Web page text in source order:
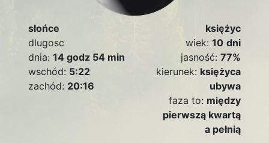
słońce
dlugosc
dnia:14 godz 54 min
wschód: 5:22
zachód: 20:16
księżyc
wiek: 10 dni
jasność: 77%
kierunek: księżyca
ubywa
faza to: między
pierwszą kwartą
a pełnią